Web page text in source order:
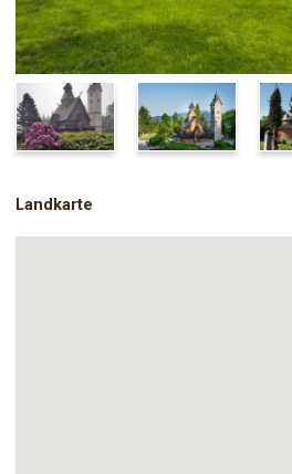
Landkarte